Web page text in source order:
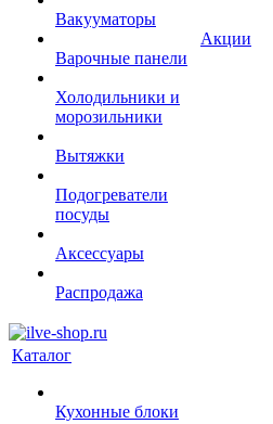
Вакууматоры
Варочные панели
Холодильники и
морозильники
Вытяжки
Подогреватели
посуды
Аксессуары
Распродажа
Акции
Каталог
Кухонные блоки